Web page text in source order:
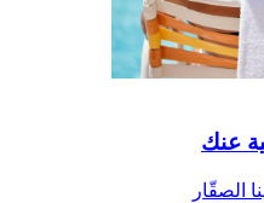
عنك
الصقّار